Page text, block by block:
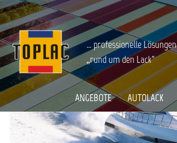
Zur Hauptnavigation springen
… professionelle Lösungen
„rund um den Lack“
ANGEBOTE AUTOLACK
Startseite BOOT & CARAVAN GFK & Holz Reparatur